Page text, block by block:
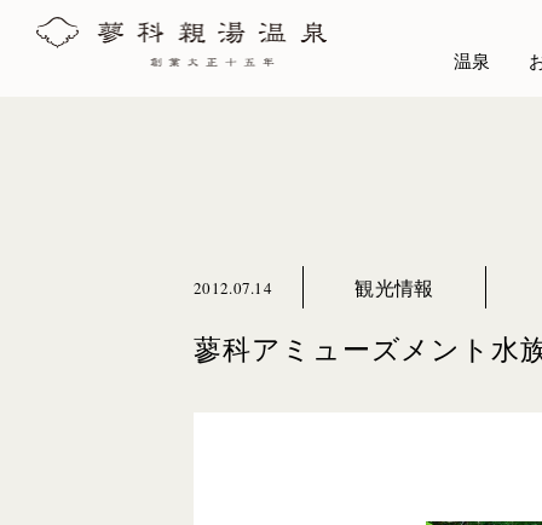
温泉
2012.07.14 観光情報
蓼科アミューズメント水